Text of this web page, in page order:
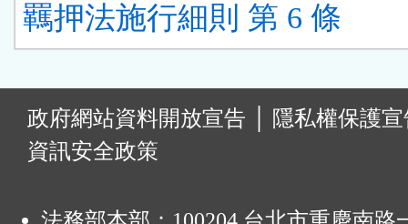
羈押法施行細則 第 6 條
政府網站資料開放宣告
隱私權保護
資訊安全政策